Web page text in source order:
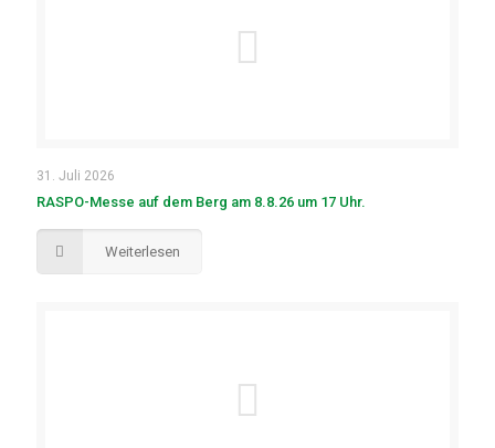
31. Juli 2026
RASPO-Messe auf dem Berg am 8.8.26 um 17 Uhr.
Weiterlesen